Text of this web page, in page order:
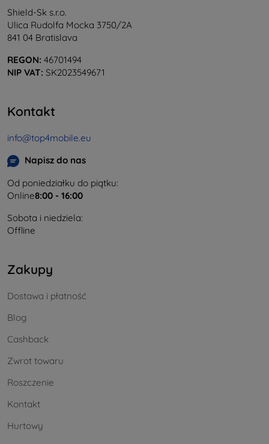
Shield-Sk s.r.o.
Ulica Rudolfa Mocka 3750/2A
841 04 Bratislava
REGON: 46701494
NIP VAT: SK2023549671
Kontakt
info@top4mobile.eu
Napisz do nas
Od poniedziałku do piątku:
Online8:00 - 16:00
Sobota i niedziela:
Offline
Zakupy
Dostawa i płatność
Blog
Cashback
Zwrot towaru
Roszczenie
Kontakt
Hurtowy